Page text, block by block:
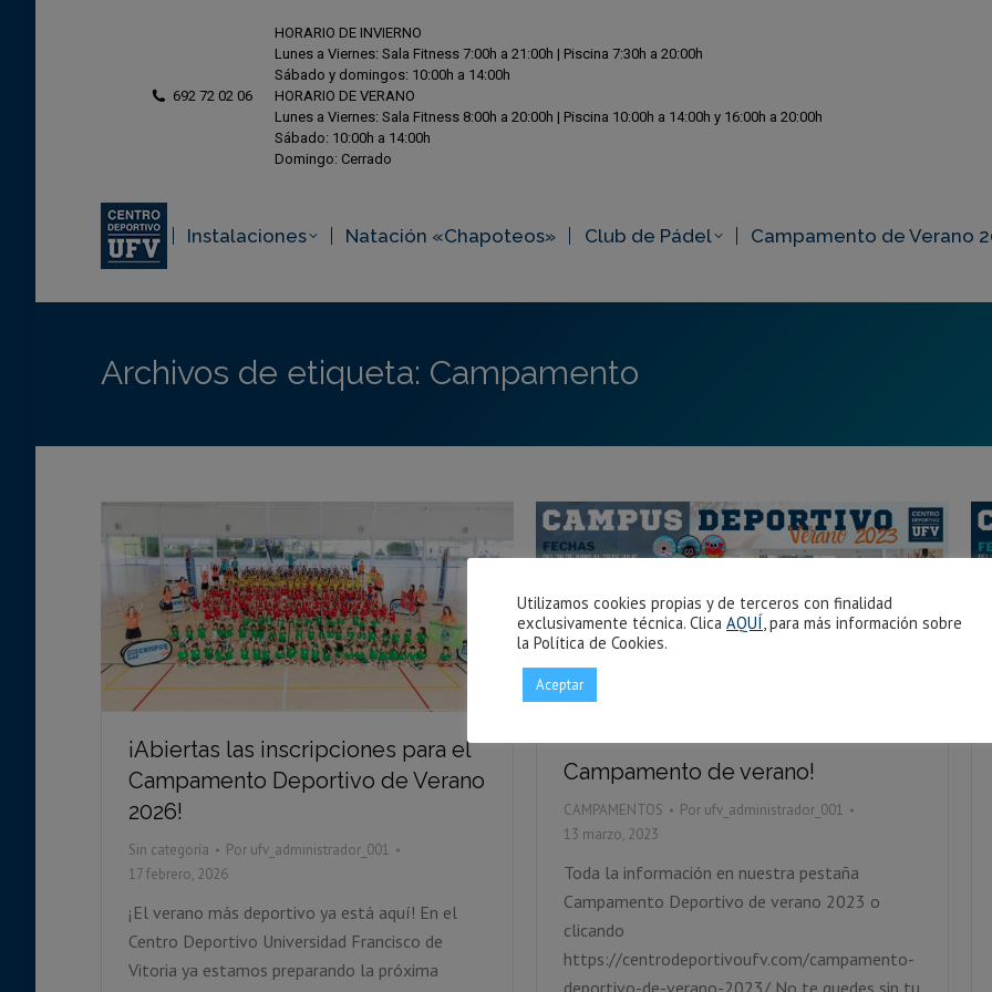
692 72 02 06
HORARIO DE INVIERNO
Lunes a Viernes: Sala Fitness 7:00h a 21:00h | Piscina 7:30h a 20:00h
Sábado y domingos: 10:00h a 14:00h
HORARIO DE VERANO
Lunes a Viernes: Sala Fitness 8:00h a 20:00h | Piscina 10:00h a 14:00h y 16:00h a 20:00h
Sábado: 10:00h a 14:00h
Domingo: Cerrado
Instalaciones Natación «Chapoteos» Club de Pádel Campamento de Verano
Archivos de etiqueta: Campamento
¡Abiertas las inscripciones para el
Campamento Deportivo de Verano
2026!
Sin categoría Por ufv_administrador_001
17 febrero, 2026
¡El verano más deportivo ya está aquí! En el
Centro Deportivo Universidad Francisco de
Vitoria ya estamos preparando la próxima
Campamento de verano!
CAMPAMENTOS Por ufv_administrador_001
13 marzo, 2023
Toda la información en nuestra pestaña
Campamento Deportivo de verano 2023 o
clicando
https://centrodeportivoufv.com/campamento-
Utilizamos cookies propias y de terceros con finalidad
exclusivamente técnica. Clica AQUÍ , para más información sobre
la Política de Cookies.
Aceptar